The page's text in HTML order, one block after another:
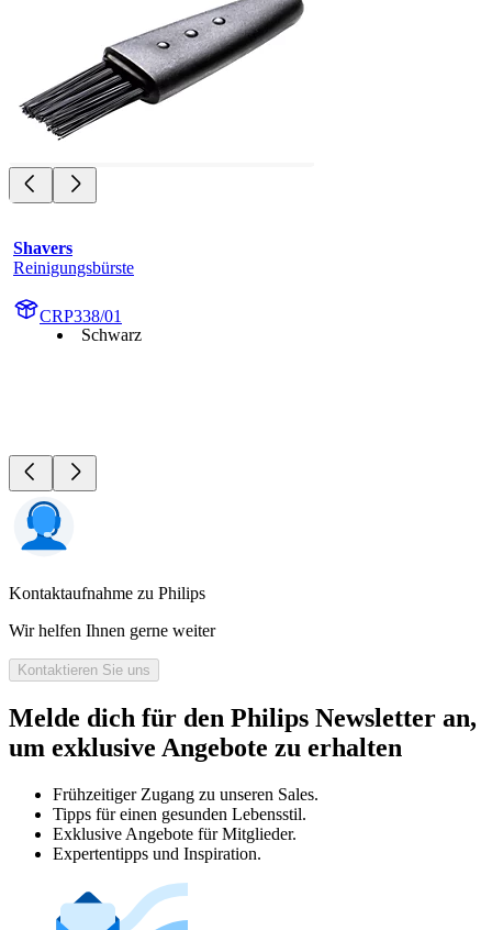
Shavers
Reinigungsbürste
CRP338/01
Schwarz
Kontaktaufnahme zu Philips
Wir helfen Ihnen gerne weiter
Kontaktieren Sie uns
Melde dich für den Philips Newsletter an,
um exklusive Angebote zu erhalten
Frühzeitiger Zugang zu unseren Sales.
Tipps für einen gesunden Lebensstil.
Exklusive Angebote für Mitglieder.
Expertentipps und Inspiration.